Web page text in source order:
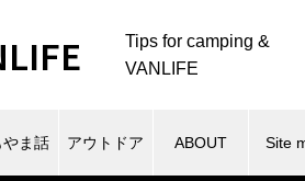
Tips for camping &
VANLIFE
やま話 アウトドア ABOUT Site